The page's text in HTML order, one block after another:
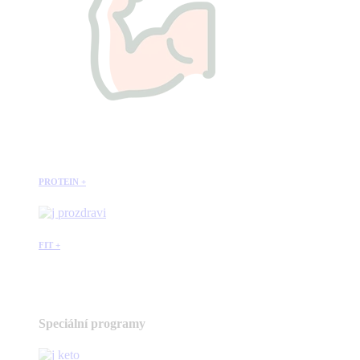
PROTEIN +
FIT +
Speciální programy